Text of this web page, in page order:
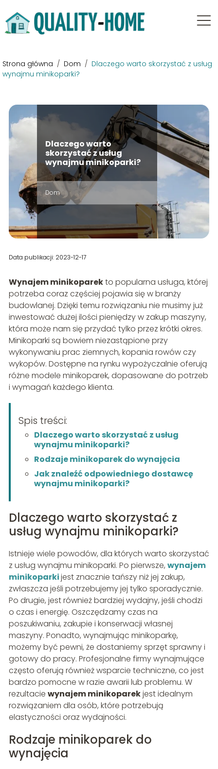
Strona główna / Dom / Dlaczego warto skorzystać z usług
wynajmu minikoparki?
Dlaczego warto
skorzystać z usług
wynajmu minikoparki?
Dom
Data publikacji: 2023-12-17
Wynajem minikoparekto popularna usługa, której
potrzeba coraz częściej pojawia się w branży
budowlanej. Dzięki temu rozwiązaniu nie musimy już
inwestować dużej ilości pieniędzy w zakup maszyny,
która może nam się przydać tylko przez krótki okres.
Minikoparki są bowiem niezastąpione przy
wykonywaniu prac ziemnych, kopania rowów czy
wykopów. Dostępne na rynku wypożyczalnie oferują
różne modele minikoparek, dopasowane do potrzeb
i wymagań każdego klienta.
Spis treści:
Dlaczego warto skorzystać z usług
wynajmu minikoparki?
Rodzaje minikoparek do wynajęcia
Jak znaleźć odpowiedniego dostawcę
wynajmu minikoparki?
Dlaczego warto skorzystać z
usług wynajmu minikoparki?
Istnieje wiele powodów, dla których warto skorzystać
z usług wynajmu minikoparki. Po pierwsze, wynajem
minikoparkijest znacznie tańszy niż jej zakup,
zwłaszcza jeśli potrzebujemy jej tylko sporadycznie.
Po drugie, jest również bardziej wydajny, jeśli chodzi
o czas i energię. Oszczędzamy czas na
poszukiwaniu, zakupie i konserwacji własnej
maszyny. Ponadto, wynajmując minikoparkę,
możemy być pewni, że dostaniemy sprzęt sprawny i
gotowy do pracy. Profesjonalne firmy wynajmujące
często oferują również wsparcie techniczne, co jest
bardzo pomocne w razie awarii lub problemu. W
rezultacie wynajem minikoparekjest idealnym
rozwiązaniem dla osób, które potrzebują
elastyczności oraz wydajności.
Rodzaje minikoparek do
wynajęcia